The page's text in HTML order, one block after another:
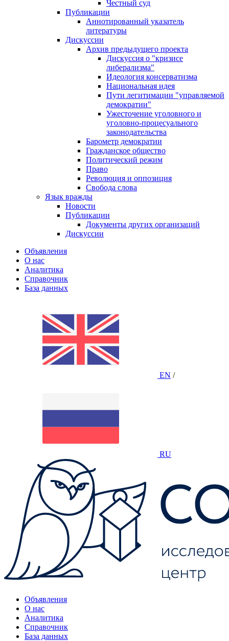
Честный суд
Публикации
Аннотированный указатель
литературы
Дискуссии
Архив предыдущего проекта
Дискуссия о "кризисе
либерализма"
Идеология консерватизма
Национальная идея
Пути легитимации "управляемой
демократии"
Ужесточение уголовного и
уголовно-процесуального
законодательства
Барометр демократии
Гражданское общество
Политический режим
Право
Революция и оппозиция
Свобода слова
Язык вражды
Новости
Публикации
Документы других организаций
Дискуссии
Объявления
О нас
Аналитика
Справочник
База данных
EN /
RU
Объявления
О нас
Аналитика
Справочник
База данных